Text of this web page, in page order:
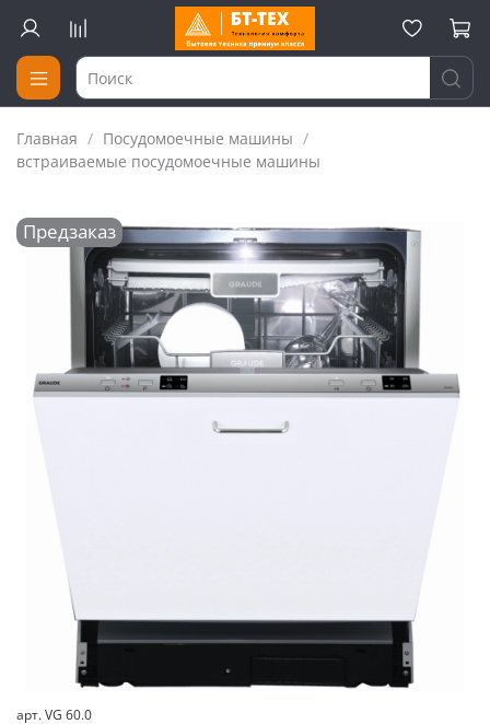
Главная
Посудомоечные машины
встраиваемые посудомоечные машины
Предзаказ
арт. VG 60.0